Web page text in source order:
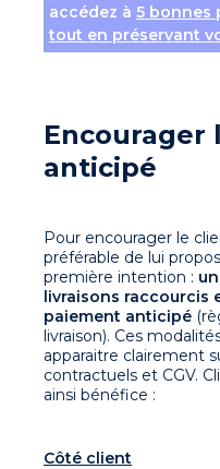
accédez à 5 bonnes
tout en préservant
Encourager
anticipé
Pour encourager le
préférable de lui
première intention :
livraisons raccourcis
paiement anticipé
livraison). Ces
apparaitre clairement
contractuels et CGV.
ainsi bénéfice :
Côté client